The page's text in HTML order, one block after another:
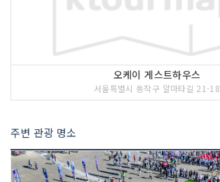
오케이 게스트하우스
서울특별시 동작구 알마타길 21-18
주변 관광 명소